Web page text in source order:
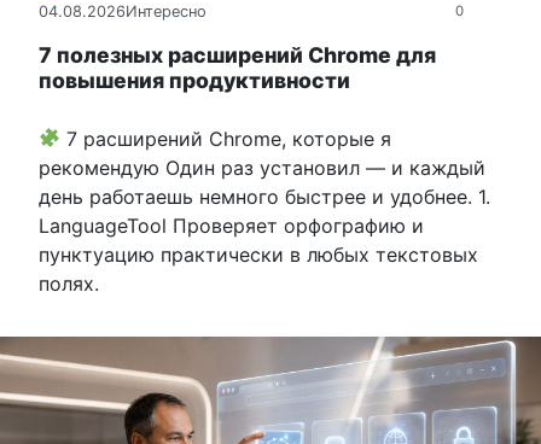
0
04.08.2026Интересно
7 полезных расширений Chrome для
повышения продуктивности
7 расширений Chrome, которые я
рекомендую Один раз установил — и каждый
день работаешь немного быстрее и удобнее. 1.
LanguageTool Проверяет орфографию и
пунктуацию практически в любых текстовых
полях.